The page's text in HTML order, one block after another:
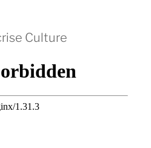
Culture